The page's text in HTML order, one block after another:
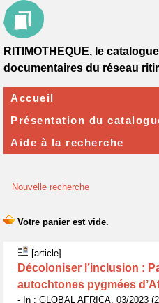
Nouvelle recherche
[article]
Décoloniser l’inclusion :
autochtones pygmées
- In : GLOBAL AFRICA, 03/2023
RITIMOTHEQUE, le
documentaires du réseau
Accueil
Présentation du
Aide à la recherche